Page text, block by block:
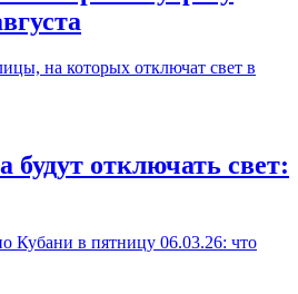
будут отключать свет: